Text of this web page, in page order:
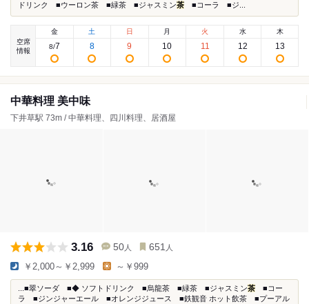
ドリンク ■ウーロン茶 ■緑茶 ■ジャスミン茶 ■コーラ ■ジ...
空席
情報
金
8/7
土
8
日
9
月
10
火
11
水
12
木
13
中華料理 美中味
下井草駅 73m / 中華料理、四川料理、居酒屋
3.16 50 人 651 人
￥2,000～￥2,999 ～￥999
...■翠ソーダ ■◆ ソフトドリンク ■烏龍茶 ■緑茶 ■ジャスミン茶 ■コー
ラ ■ジンジャーエール ■オレンジジュース ■鉄観音 ホット飲茶 ■プーアル